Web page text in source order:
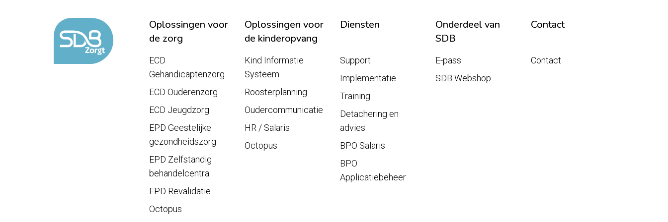
Oplossingen voor
de zorg
Oplossingen voor
de kinderopvang
Diensten
Onderdeel van
SDB
Contact
ECD
Gehandicaptenzorg
ECD Ouderenzorg
ECD Jeugdzorg
EPD Geestelijke
gezondheidszorg
EPD Zelfstandig
behandelcentra
EPD Revalidatie
Octopus
Kind Informatie
Systeem
Roosterplanning
Oudercommunicatie
HR / Salaris
Octopus
Support
Implementatie
Training
Detachering en
advies
BPO Salaris
BPO
Applicatiebeheer
E-pass
SDB Webshop
Contact